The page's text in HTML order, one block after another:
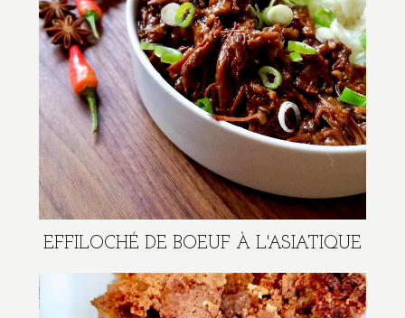
EFFILOCHÉ DE BOEUF À L'ASIATIQUE